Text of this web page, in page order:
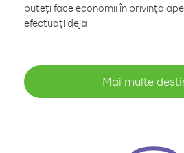
puteți face economii în privința
efectuați deja
Mai multe